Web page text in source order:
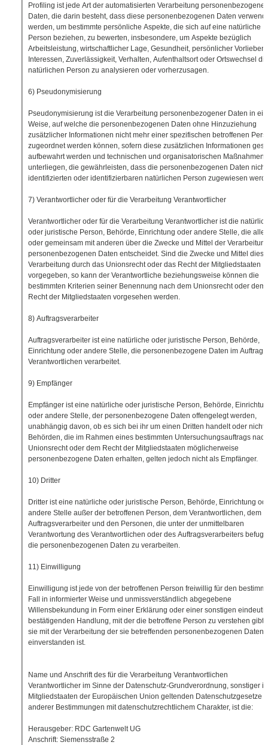
Profiling ist jede Art der automatisierten Verarbeitung personenbezogener
Daten, die darin besteht, dass diese personenbezogenen Daten
werden, um bestimmte persönliche Aspekte, die sich auf eine natürliche
Person beziehen, zu bewerten, insbesondere, um Aspekte bezüglich
Arbeitsleistung, wirtschaftlicher Lage, Gesundheit, persönlicher Vorlieben,
Interessen, Zuverlässigkeit, Verhalten, Aufenthaltsort oder Ortswechsel
natürlichen Person zu analysieren oder vorherzusagen.
6) Pseudonymisierung
Pseudonymisierung ist die Verarbeitung personenbezogener Daten in
Weise, auf welche die personenbezogenen Daten ohne Hinzuziehung
zusätzlicher Informationen nicht mehr einer spezifischen betroffenen
zugeordnet werden können, sofern diese zusätzlichen Informationen
aufbewahrt werden und technischen und organisatorischen Maßnahmen
unterliegen, die gewährleisten, dass die personenbezogenen Daten
identifizierten oder identifizierbaren natürlichen Person zugewiesen
7) Verantwortlicher oder für die Verarbeitung Verantwortlicher
Verantwortlicher oder für die Verarbeitung Verantwortlicher ist die
oder juristische Person, Behörde, Einrichtung oder andere Stelle, die
oder gemeinsam mit anderen über die Zwecke und Mittel der
personenbezogenen Daten entscheidet. Sind die Zwecke und Mittel
Verarbeitung durch das Unionsrecht oder das Recht der Mitgliedstaaten
vorgegeben, so kann der Verantwortliche beziehungsweise können die
bestimmten Kriterien seiner Benennung nach dem Unionsrecht oder dem
Recht der Mitgliedstaaten vorgesehen werden.
8) Auftragsverarbeiter
Auftragsverarbeiter ist eine natürliche oder juristische Person, Behörde,
Einrichtung oder andere Stelle, die personenbezogene Daten im Auftrag
Verantwortlichen verarbeitet.
9) Empfänger
Empfänger ist eine natürliche oder juristische Person, Behörde,
oder andere Stelle, der personenbezogene Daten offengelegt werden,
unabhängig davon, ob es sich bei ihr um einen Dritten handelt oder nicht.
Behörden, die im Rahmen eines bestimmten Untersuchungsauftrags
Unionsrecht oder dem Recht der Mitgliedstaaten möglicherweise
personenbezogene Daten erhalten, gelten jedoch nicht als Empfänger.
10) Dritter
Dritter ist eine natürliche oder juristische Person, Behörde, Einrichtung
andere Stelle außer der betroffenen Person, dem Verantwortlichen, dem
Auftragsverarbeiter und den Personen, die unter der unmittelbaren
Verantwortung des Verantwortlichen oder des Auftragsverarbeiters befugt
die personenbezogenen Daten zu verarbeiten.
11) Einwilligung
Einwilligung ist jede von der betroffenen Person freiwillig für den
Fall in informierter Weise und unmissverständlich abgegebene
Willensbekundung in Form einer Erklärung oder einer sonstigen
bestätigenden Handlung, mit der die betroffene Person zu verstehen gibt,
sie mit der Verarbeitung der sie betreffenden personenbezogenen Daten
einverstanden ist.
Name und Anschrift des für die Verarbeitung Verantwortlichen
Verantwortlicher im Sinne der Datenschutz-Grundverordnung, sonstiger
Mitgliedstaaten der Europäischen Union geltenden Datenschutzgesetze
anderer Bestimmungen mit datenschutzrechtlichem Charakter, ist die:
Herausgeber: RDC Gartenwelt UG
Anschrift: Siemensstraße 2